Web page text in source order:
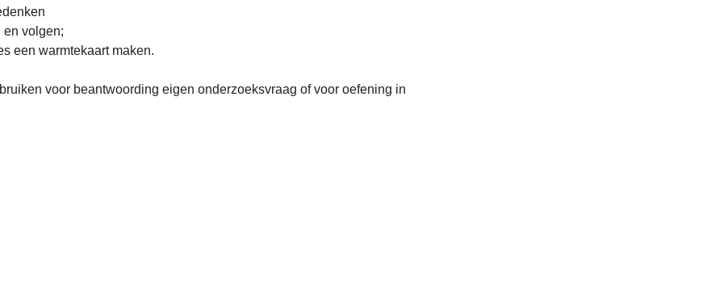
en volgen;
warmtekaart maken.
voor beantwoording eigen onderzoeksvraag of voor oefening in